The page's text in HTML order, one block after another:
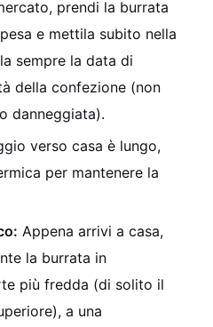
prendi la burrata
e mettila subito nella
sempre la data di
della confezione (non
danneggiata).
verso casa è lungo,
per mantenere la
Appena arrivi a casa,
la burrata in
più fredda (di solito il
a una